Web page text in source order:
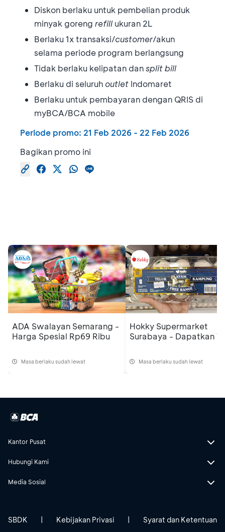
Diskon berlaku untuk pembelian produk
minyak goreng refill ukuran 2L
Berlaku 1x transaksi/customer/akun
selama periode program berlangsung
Tidak berlaku kelipatan dansplit bill
Berlaku di seluruh outlet Indomaret
Berlaku untuk pembayaran dengan QRIS di
myBCA/BCA mobile
Periode promo: 21 Feb 2026 - 22 Feb 2026
Bagikan promo ini
ADA Swalayan Semarang -
Harga Spesial Rp69 Ribu
Masa berlaku sudah lewat
Hokky Supermarket
Surabaya - Dapatkan
Masa berlaku sudah lewat
Kantor Pusat
Hubungi Kami
Media Sosial
SBDK | Kebijakan Privasi | Syarat dan Ketentuan